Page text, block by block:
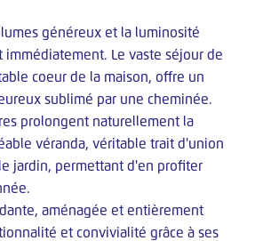
Extranet
CONTACT
FNAIM
A.G.P.I
généreux et la luminosité
immédiatement. Le vaste séjour de
coeur de la maison, offre un
sublimé par une cheminée.
prolongent naturellement la
véranda, véritable trait d'union
jardin, permettant d'en profiter
aménagée et entièrement
et convivialité grâce à ses